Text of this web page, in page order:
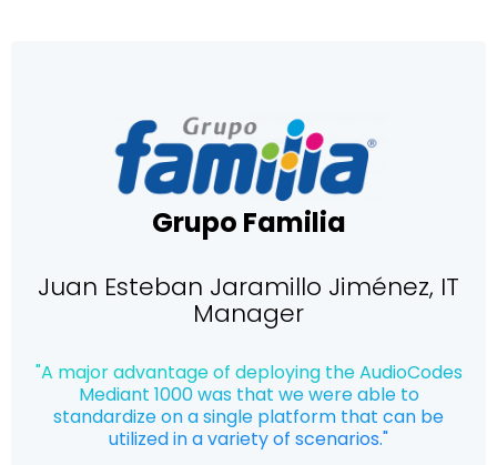
Grupo Familia
Juan Esteban Jaramillo Jiménez, IT
Manager
"A major advantage of deploying the AudioCodes
Mediant 1000 was that we were able to
standardize on a single platform that can be
utilized in a variety of scenarios."